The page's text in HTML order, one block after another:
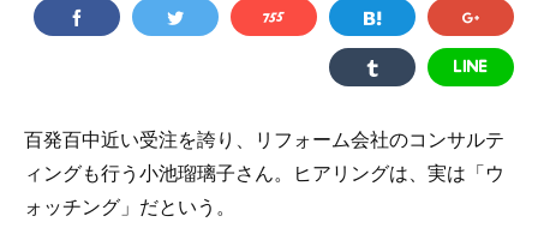
百発百中近い受注を誇り、リフォーム会社のコンサルテ
ィングも行う小池瑠璃子さん。ヒアリングは、実は「ウ
ォッチング」だという。